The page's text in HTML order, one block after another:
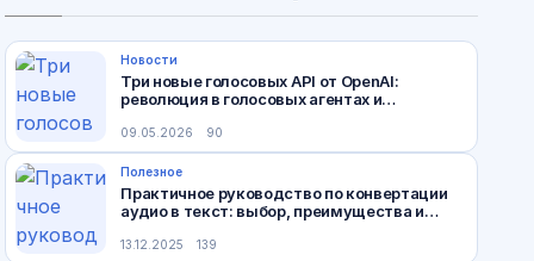
Новости
Три новые голосовых API от OpenAI:
революция в голосовых агентах и
09.05.2026 90
Полезное
Практичное руководство по конвертации
аудио в текст: выбор, преимущества и
13.12.2025 139